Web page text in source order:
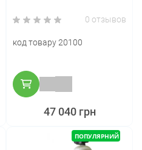
0 отзывов
код товару 20100
47 040 грн
ПОПУЛЯРНИЙ